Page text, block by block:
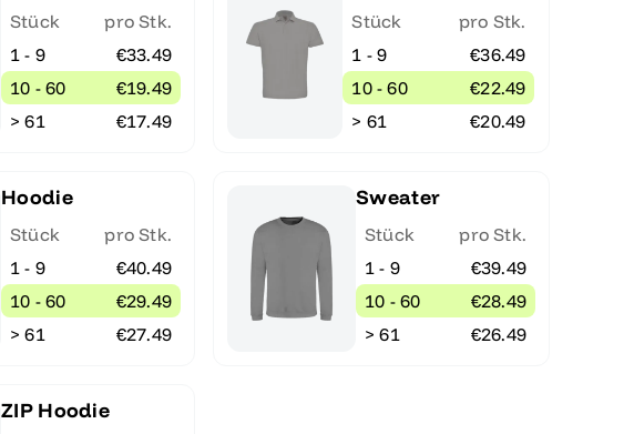
Stück
pro Stk.
1 - 9
€33.49
10 - 60
€19.49
> 61
€17.49
Stück
pro Stk.
1 - 9
€36.49
10 - 60
€22.49
> 61
€20.49
Hoodie
Stück
pro Stk.
1 - 9
€40.49
10 - 60
€29.49
> 61
€27.49
Sweater
Stück
pro Stk.
1 - 9
€39.49
10 - 60
€28.49
> 61
€26.49
ZIP Hoodie